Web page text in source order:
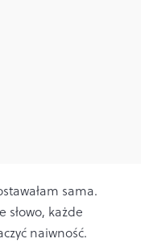
sama.
słowo, każde
naiwność.